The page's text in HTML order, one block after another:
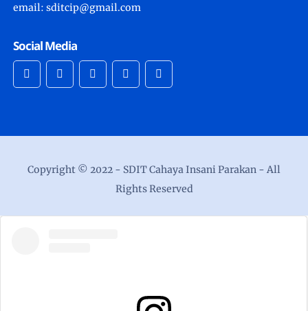
email: sditcip@gmail.com
Social Media
Copyright © 2022 - SDIT Cahaya Insani Parakan - All
Rights Reserved